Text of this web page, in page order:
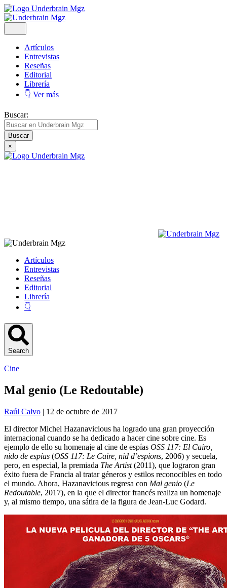
Artículos
Entrevistas
Reseñas
Editorial
Librería
👇 Ver más
Buscar:
×
Artículos
Entrevistas
Reseñas
Editorial
Librería
👇
Search
Cine
Mal genio (Le Redoutable)
Raúl Calvo | 12 de octubre de 2017
El director Michel Hazanavicious ha logrado una gran proyección
internacional cuando se ha dedicado a hacer cine sobre cine. Es
ejemplo de ello su homenaje al cine de espías OSS 117: El Cairo,
nido de espías (OSS 117: Le Caire, nid d’espions, 2006) y secuela,
pero, en especial, la premiada The Artist(2011), que lograron gran
éxito fuera de Francia al tratar géneros y estilos reconocibles en todo
el mundo. Ahora, Hazanavicious regresa con Mal genio (Le
Redoutable, 2017), en la que el director francés realiza un homenaje
y, al mismo tiempo, una sátira de la figura de Jean-Luc Godard.